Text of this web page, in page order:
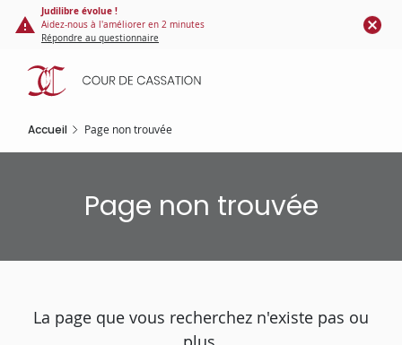
Panneau de gestion des cookies
contenu
principal
Judilibre évolue !
Aidez-nous à l'améliorer en 2 minutes
Répondre au questionnaire
Accueil Page non trouvée
Page non trouvée
La page que vous recherchez n'existe pas ou